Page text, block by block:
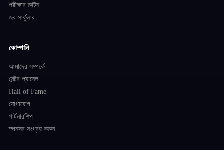
পরীক্ষার রুটিন
জব সার্কুলার
কোম্পানি
আমাদের সম্পর্কে
মেন্টর প্যানেল
Hall of Fame
যোগাযোগ
পার্টনারশিপ
স্পনসর সংগ্রহ করুন